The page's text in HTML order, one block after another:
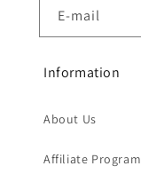
E-mail
Information
About Us
Affiliate Program